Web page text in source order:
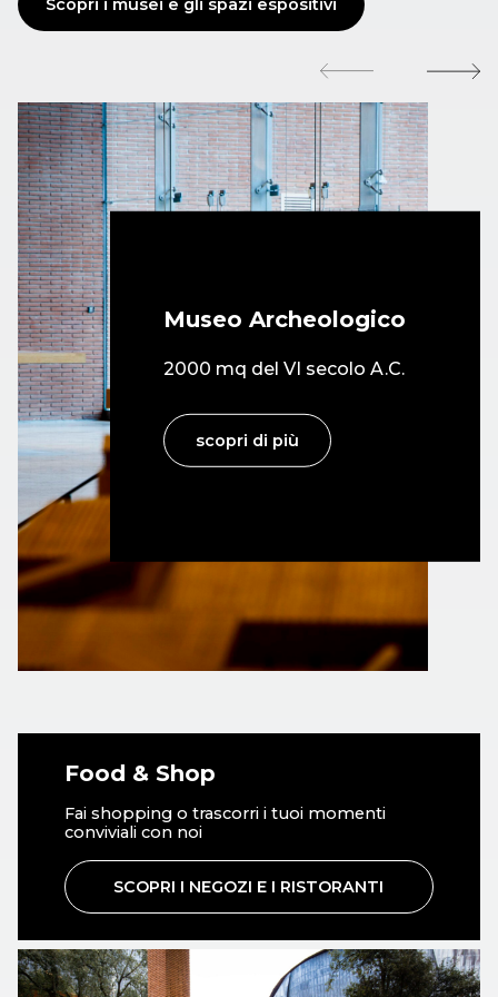
problemi, legati alla funzionalità delle imprese
vincitrici della prima gara d’appalto, inducono il
amministrativi che culminano nell’affidamento dei
lavori a nuove e più efficienti imprese che
procedono più velocemente. Intanto, nel luglio del
1999, il Comune fonda la società di gestione Musica
per Roma MpR S.p.A, trasformata nel 2004 in
Fondazione con compiti amministrativi, di
organizzazione, di programmazione e produzione
culturale.
Il21 aprile 2002
sono inaugurate la Sala Petrassi e la
Sala Sinopoli e successivamente il
stesso anno viene inaugurata la Sala Santa Cecilia.
Nei primi mesi del 2003 il complesso viene ultimato
e comincia ad operare a pieno regime. Dopo la
scomparsa del maestro
nel 2020, l’Auditorium viene a lui intitolato.
«La più bella avventura, per un architetto, è quella di
costruire una sala per concerti.
Forse è ancora più
bello per un liutaio costruire un violino; ma si tratta
musica. È il suono che comanda, è la cassa armonica
che deve saper vibrare con le sue frequenze e la sua
energia. Io ho avuto l’avventura di costruire spesso per
la musica: dall’Istituto per la Ricerca Acustico Musicale
di Parigi con Pierre Boulez e Luciano Berio, al
Potsdamer Platz, alla sala del Lingotto di Torino, alla
Scopri i musei e gli spazi espositivi
Museo Archeologico
2000 mq del VI secolo A.C.
scopri di più
Food & Shop
Fai shopping o trascorri i tuoi momenti
conviviali con noi
SCOPRI I NEGOZI E I RISTORANTI